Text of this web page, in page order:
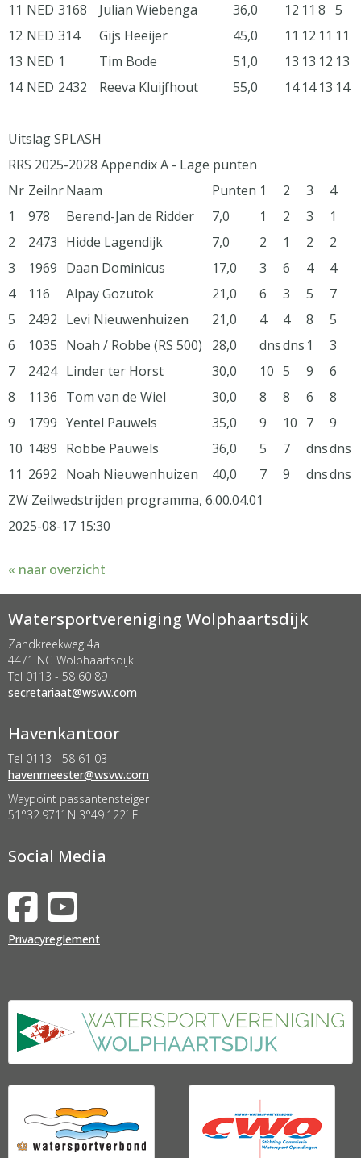
11 NED 3168 Julian Wiebenga 36,0 12 11 8 5
12 NED 314 Gijs Heeijer 45,0 11 12 11 11
13 NED 1 Tim Bode 51,0 13 13 12 13
14 NED 2432 Reeva Kluijfhout 55,0 14 14 13 14
Uitslag SPLASH
RRS 2025-2028 Appendix A - Lage punten
Nr ZeilnrNaam Punten 1 2 3
4
1
978 Berend-Jan de Ridder 7,0 1 2 3
1
2
2473 Hidde Lagendijk 7,0 2 1 2
2
3
1969 Daan Dominicus 17,0 3 6 4
4
4
116 Alpay Gozutok 21,0 6 3 5
7
5
2492 Levi Nieuwenhuizen 21,0 4 4 8
5
6
1035 Noah / Robbe (RS 500) 28,0 dnsdns 1
3
7
2424 Linder ter Horst 30,0 10 5 9
6
8
1136 Tom van de Wiel 30,0 8 8 6
8
9
1799 Yentel Pauwels 35,0 9 10 7
9
10 1489 Robbe Pauwels 36,0 5 7 dnsdns
11 2692 Noah Nieuwenhuizen 40,0 7 9 dnsdns
ZW Zeilwedstrijden programma, 6.00.04.01
2025-08-17 15:30
« naar overzicht
Watersportvereniging Wolphaartsdijk
Zandkreekweg 4a
4471 NG Wolphaartsdijk
Tel 0113 - 58 60 89
taairaterces@wsvw.com
Havenkantoor
Tel 0113 - 58 61 03
retseemnevah@wsvw.com
Waypoint passantensteiger
51°32.971´ N 3°49.122´ E
Social Media
Privacyreglement